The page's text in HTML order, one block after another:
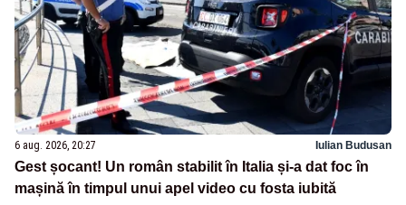
6 aug. 2026, 20:27 Iulian Budusan
Gest șocant! Un român stabilit în Italia și-a dat foc în
mașină în timpul unui apel video cu fosta iubită